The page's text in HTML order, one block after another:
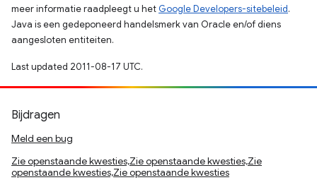
meer informatie raadpleegt u het Google Developers-sitebeleid.
Java is een gedeponeerd handelsmerk van Oracle en/of diens
aangesloten entiteiten.
Last updated 2011-08-17 UTC.
Bijdragen
Meld een bug
Zie openstaande kwesties,Zie openstaande kwesties,Zie
openstaande kwesties,Zie openstaande kwesties